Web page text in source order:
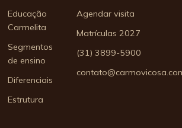
Educação
Carmelita
Segmentos
de ensino
Diferenciais
Estrutura
Agendar visita
Matrículas 2027
(31) 3899-5900